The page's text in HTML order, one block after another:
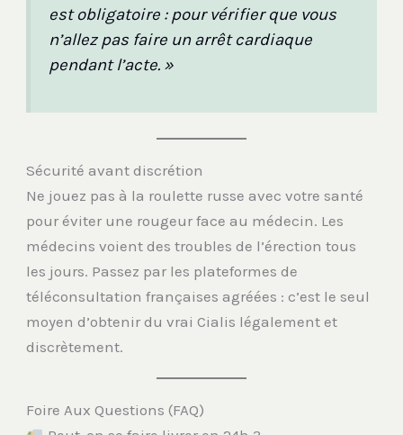
est obligatoire : pour vérifier que vous
n’allez pas faire un arrêt cardiaque
pendant l’acte. »
Sécurité avant discrétion
Ne jouez pas à la roulette russe avec votre santé
pour éviter une rougeur face au médecin. Les
médecins voient des troubles de l’érection tous
les jours. Passez par les plateformes de
téléconsultation françaises agréées : c’est le seul
moyen d’obtenir du vrai Cialis légalement et
discrètement.
Foire Aux Questions (FAQ)